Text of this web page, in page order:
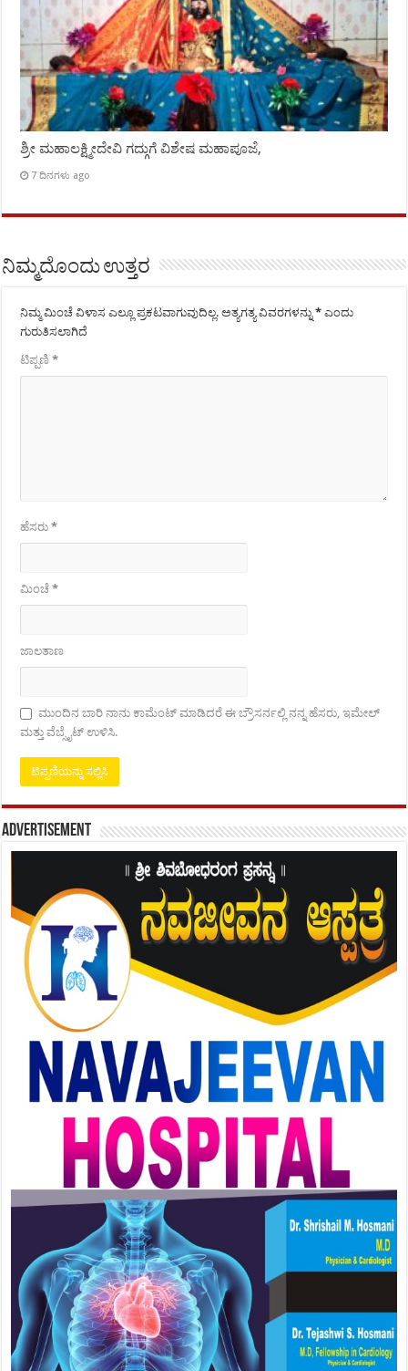
ಶ್ರೀ ಮಹಾಲಕ್ಷ್ಮೀದೇವಿ ಗದ್ಗುಗೆ ವಿಶೇಷ ಮಹಾಪೂಜೆ,
7 ದಿನಗಳು ago
ನಿಮ್ಮದೊಂದು ಉತ್ತರ
ನಿಮ್ಮ ಮಿಂಚೆ ವಿಳಾಸ ಎಲ್ಲೂ ಪ್ರಕಟವಾಗುವುದಿಲ್ಲ. ಅತ್ಯಗತ್ಯ ವಿವರಗಳನ್ನು* ಎಂದು
ಗುರುತಿಸಲಾಗಿದೆ
ಟಿಪ್ಪಣಿ*
ಹೆಸರು*
ಮಿಂಚೆ*
ಜಾಲತಾಣ
ಮುಂದಿನ ಬಾರಿ ನಾನು ಕಾಮೆಂಟ್ ಮಾಡಿದರೆ ಈ ಬ್ರೌಸರ್ನಲ್ಲಿ ನನ್ನ ಹೆಸರು, ಇಮೇಲ್
ಮತ್ತು ವೆಬ್ಸೈಟ್ ಉಳಿಸಿ.
Advertisement